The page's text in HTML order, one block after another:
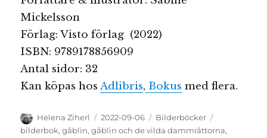
Mickelsson
Förlag: Visto förlag (2022)
ISBN: 9789178856909
Antal sidor: 32
Kan köpas hosAdlibris, Bokus med flera.
Författare
Helena Ziherl
Publicerat
den
2022-09-06 Kategorier
Bilderböcker
bilderbok,gåblin,gåblin och de vilda dammråttorna,